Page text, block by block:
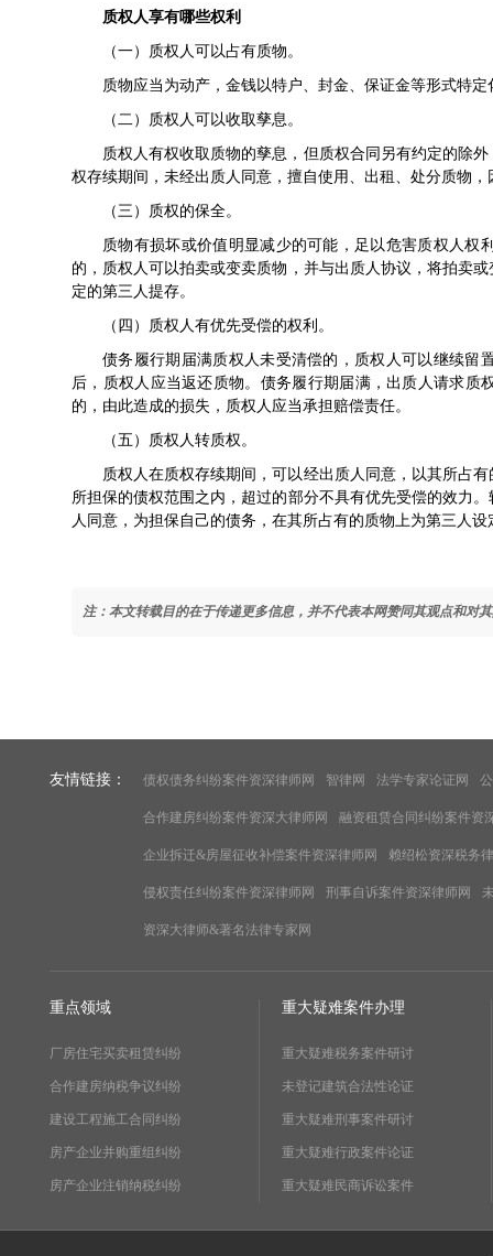
质权人享有哪些权利
（一）质权人可以占有质物。
质物应当为动产，金钱以特户、封金、 保证金等形式特定
（二）质权人可以收取孳息。
质权人有权收取质物的孳息，但质权合同另有约定的除
权存续期间，未经出质人同意，擅自使用、出租、处分质物
（三）质权的保全。
质物有损坏或价值明显减少的可能，足以危害质权人权
的，质权人可以拍卖或变卖质物，并与出质人协议，将拍卖
定的第三人提存。
（四）质权人有优先受偿的权利。
债务履行期届满质权人未受清偿的，质权人可以继续留
后，质权人应当返还质物。债务履行期届满，出质人请求
的，由此造成的损失，质权人应当承担赔偿责任。
（五）质权人转质权。
质权人在质权存续期间，可以经出质人同意，以其所占
所担保的债权范围之内，超过的部分不具有优先受偿的效力
人同意，为担保自己的债务，在其所占有的质物上为第三人
注：本文转载目的在于传递更多信息，并不代表本网赞同其观点和对
友情链接： 债权债务纠纷案件资深律师网 智律网 法学专家论证网
合作建房纠纷案件资深大律师网 融资租赁合同纠纷案件资
企业拆迁&房屋征收补偿案件资深律师网 赖绍松资深税务
侵权责任纠纷案件资深律师网 刑事自诉案件资深律师网
资深大律师&著名法律专家网
重点领域
厂房住宅买卖租赁纠纷
合作建房纳税争议纠纷
建设工程施工合同纠纷
房产企业并购重组纠纷
房产企业注销纳税纠纷
重大疑难案件办理
重大疑难税务案件研讨
未登记建筑合法性论证
重大疑难刑事案件研讨
重大疑难行政案件论证
重大疑难民商诉讼案件